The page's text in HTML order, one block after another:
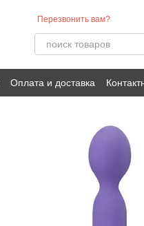
Перезвонить вам?
Оплата и доставка